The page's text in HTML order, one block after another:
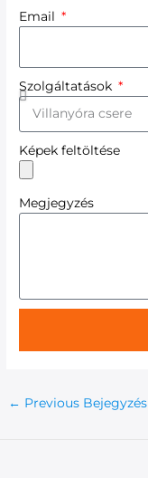
Email
Szolgáltatások
Képek feltöltése
Megjegyzés
← Previous Bejegyzés